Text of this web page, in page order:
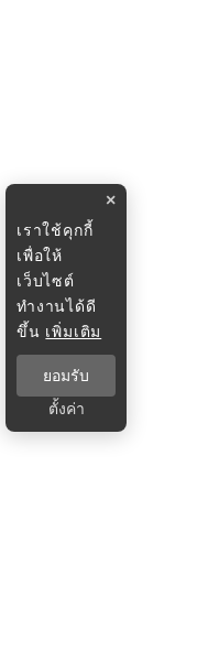
×
เราใช้คุกกี้
เพื่อให้
เว็บไซต์
ทำงานได้ดี
ขึ้น เพิ่มเติม
ยอมรับ
ตั้งค่า